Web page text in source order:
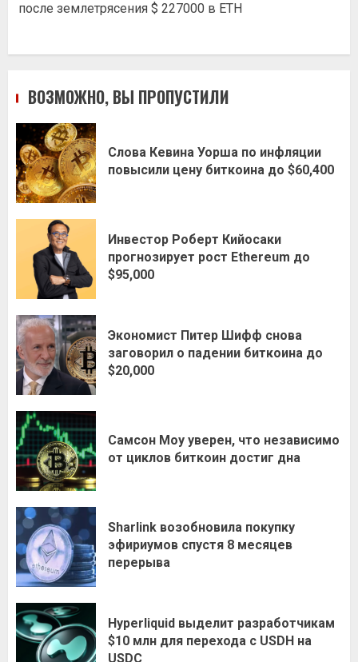
после землетрясения $ 227000 в ETH
ВОЗМОЖНО, ВЫ ПРОПУСТИЛИ
Слова Кевина Уорша по инфляции
повысили цену биткоина до $60,400
Инвестор Роберт Кийосаки
прогнозирует рост Ethereum до
$95,000
Экономист Питер Шифф снова
заговорил о падении биткоина до
$20,000
Самсон Моу уверен, что независимо
от циклов биткоин достиг дна
Sharlink возобновила покупку
эфириумов спустя 8 месяцев
перерыва
Hyperliquid выделит разработчикам
$10 млн для перехода с USDH на
USDC